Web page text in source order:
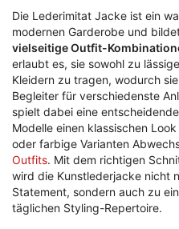
Die Lederimitat Jacke ist ein
modernen Garderobe und
vielseitige Outfit-
erlaubt es, sie sowohl zu
Kleidern zu tragen, wodurch
Begleiter für verschiedenste
spielt dabei eine
Modelle einen klassischen
oder farbige Varianten
Outfits. Mit dem richtigen
wird die Kunstlederjacke nicht
Statement, sondern auch zu
täglichen Styling-Repertoire.